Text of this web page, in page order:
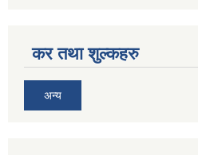
कर तथा शुल्कहरु
अन्य